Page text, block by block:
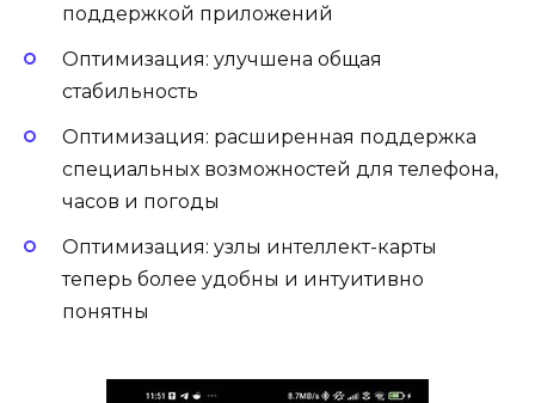
поддержкой приложений
Оптимизация: улучшена общая
стабильность
Оптимизация: расширенная поддержка
специальных возможностей для телефона,
часов и погоды
Оптимизация: узлы интеллект-карты
теперь более удобны и интуитивно
понятны